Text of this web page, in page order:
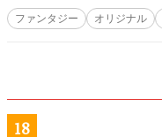
ファンタジー オリジナル
18